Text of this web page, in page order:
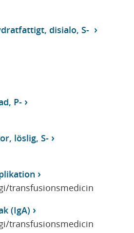
disialo, S-
P-
löslig, S-
transfusionsmedicin
(IgA)
transfusionsmedicin